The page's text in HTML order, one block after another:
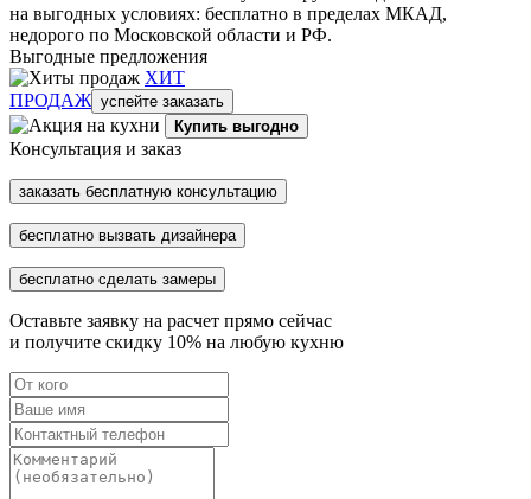
на выгодных условиях: бесплатно в пределах МКАД,
недорого по Московской области и РФ.
Выгодные предложения
ХИТ
ПРОДАЖ успейте заказать
Купить выгодно
Консультация и заказ
заказать бесплатную консультацию
бесплатно вызвать дизайнера
бесплатно сделать замеры
Оставьте заявку на расчет прямо сейчас
и получите скидку 10% на любую кухню